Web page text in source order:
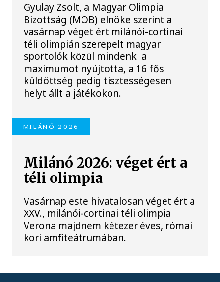
Gyulay Zsolt, a Magyar Olimpiai
Bizottság (MOB) elnöke szerint a
vasárnap véget ért milánói-cortinai
téli olimpián szerepelt magyar
sportolók közül mindenki a
maximumot nyújtotta, a 16 fős
küldöttség pedig tisztességesen
helyt állt a játékokon.
MILÁNÓ 2026
Milánó 2026: véget ért a
téli olimpia
Vasárnap este hivatalosan véget ért a
XXV., milánói-cortinai téli olimpia
Verona majdnem kétezer éves, római
kori amfiteátrumában.